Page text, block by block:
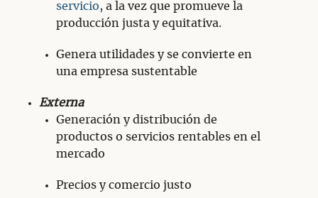
servicio, a la vez que promueve la
producción justa y equitativa.
Genera utilidades y se convierte en
una empresa sustentable
Externa
Generación y distribución de
productos o servicios rentables en el
mercado
Precios y comercio justo